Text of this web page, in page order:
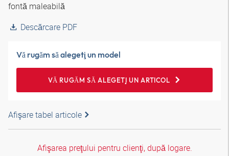
fontă maleabilă
Descărcare PDF
Vă rugăm să alegeţi un model
VĂ RUGĂM SĂ ALEGEŢI UN ARTICOL
Afişare tabel articole
Afişarea preţului pentru clienţi, după logare.